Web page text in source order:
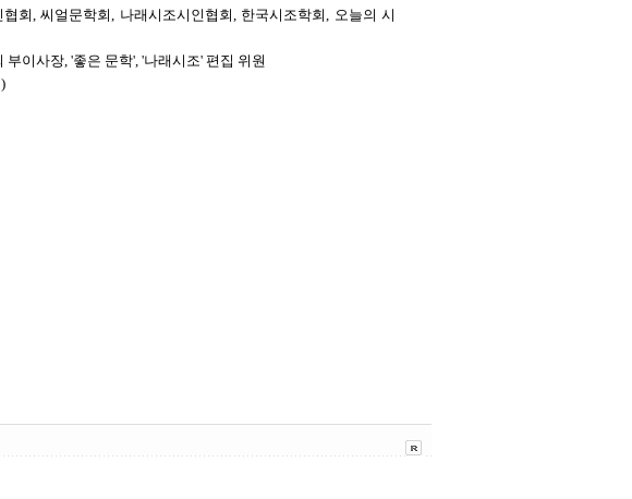
회, 씨얼문학회, 나래시조시인협회, 한국시조학회, 오늘의 시
이사장, '좋은 문학', '나래시조' 편집 위원